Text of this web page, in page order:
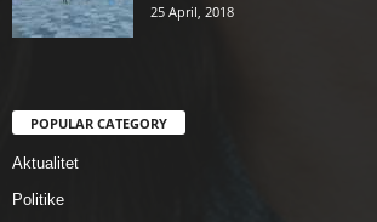
25 April, 2018
POPULAR CATEGORY
Aktualitet
Politike